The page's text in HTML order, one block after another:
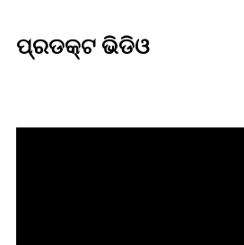
ପ୍ରଡକ୍ଟ ଭିଡିଓ